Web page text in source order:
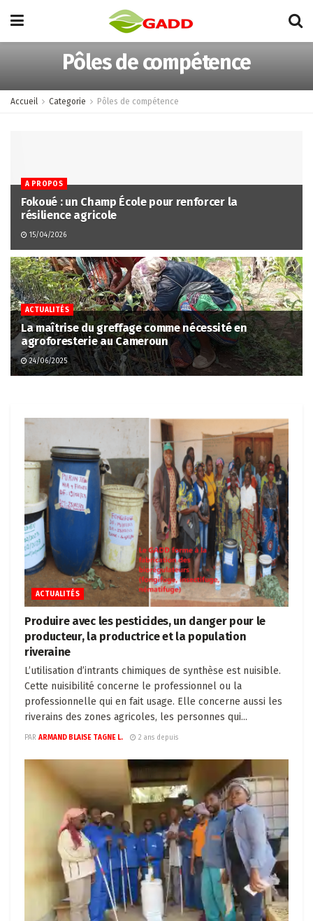
Pôles de compétence
Accueil Categorie Pôles de compétence
A PROPOS
Fokoué : un Champ École pour renforcer la
résilience agricole
15/04/2026
ACTUALITÉS
La maîtrise du greffage comme nécessité en
agroforesterie au Cameroun
24/06/2025
ACTUALITÉS
Produire avec les pesticides, un danger pour le
producteur, la productrice et la population
riveraine
L’utilisation d’intrants chimiques de synthèse est nuisible.
Cette nuisibilité concerne le professionnel ou la
professionnelle qui en fait usage. Elle concerne aussi les
riverains des zones agricoles, les personnes qui...
PAR ARMAND BLAISE TAGNE L. 2 ans depuis